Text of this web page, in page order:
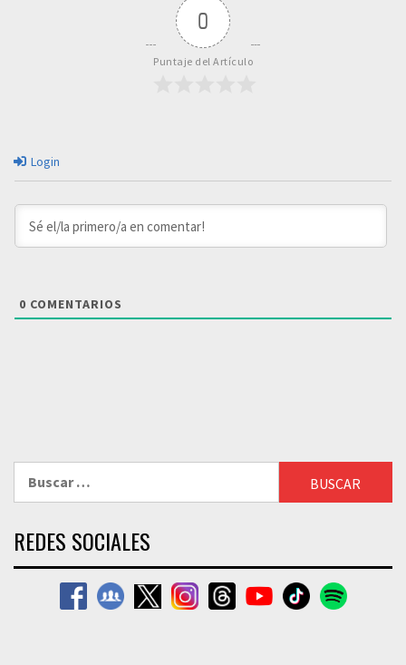
0
Puntaje del Artículo
Login
0 COMENTARIOS
REDES SOCIALES